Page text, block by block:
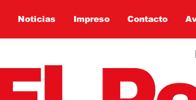
Noticias Impreso Contacto